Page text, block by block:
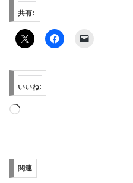
共有:
いいね:
読
み
中…
関連